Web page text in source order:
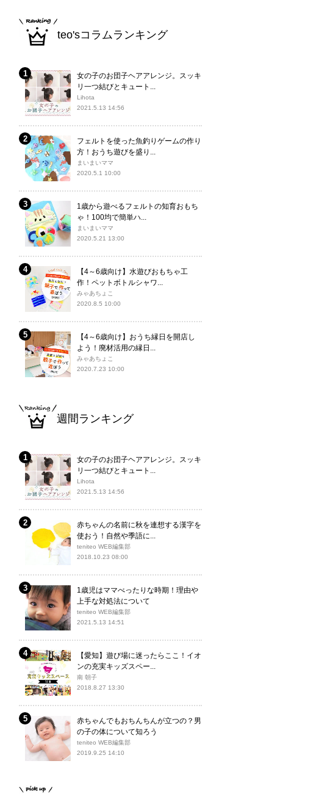
teo'sコラムランキング
女の子のお団子ヘアアレンジ。スッキ
リ一つ結びとキュート...
Lihota
2021.5.13 14:56
フェルトを使った魚釣りゲームの作り
方！おうち遊びを盛り...
まいまいママ
2020.5.1 10:00
1歳から遊べるフェルトの知育おもち
ゃ！100均で簡単ハ...
まいまいママ
2020.5.21 13:00
【4～6歳向け】水遊びおもちゃ工
作！ペットボトルシャワ...
みゃあちょこ
2020.8.5 10:00
【4～6歳向け】おうち縁日を開店し
よう！廃材活用の縁日...
みゃあちょこ
2020.7.23 10:00
週間ランキング
女の子のお団子ヘアアレンジ。スッキ
リ一つ結びとキュート...
Lihota
2021.5.13 14:56
赤ちゃんの名前に秋を連想する漢字を
使おう！自然や季語に...
teniteo WEB編集部
2018.10.23 08:00
1歳児はママべったりな時期！理由や
上手な対処法について
teniteo WEB編集部
2021.5.13 14:51
【愛知】遊び場に迷ったらここ！イオ
ンの充実キッズスペー...
南 朝子
2018.8.27 13:30
赤ちゃんでもおちんちんが立つの？男
の子の体について知ろう
teniteo WEB編集部
2019.9.25 14:10